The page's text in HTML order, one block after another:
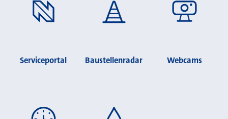
Serviceportal Baustellenradar Webcams